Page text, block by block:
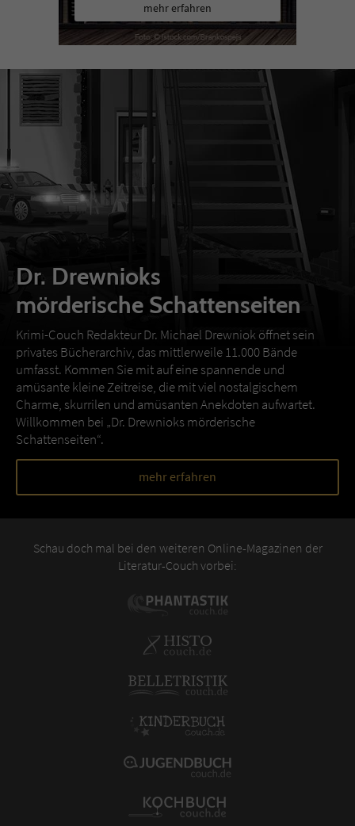
mehr erfahren
Dr. Drewnioks
mörderische Schattenseiten
Krimi-Couch Redakteur Dr. Michael Drewniok öffnet sein
privates Bücherarchiv, das mittlerweile 11.000 Bände
umfasst. Kommen Sie mit auf eine spannende und
amüsante kleine Zeitreise, die mit viel nostalgischem
Charme, skurrilen und amüsanten Anekdoten aufwartet.
Willkommen bei „Dr. Drewnioks mörderische
Schattenseiten“.
mehr erfahren
Schau doch mal bei den weiteren Online-Magazinen der
Literatur-Couch vorbei: